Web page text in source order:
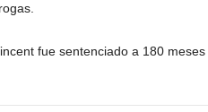
fue sentenciado a 180 meses